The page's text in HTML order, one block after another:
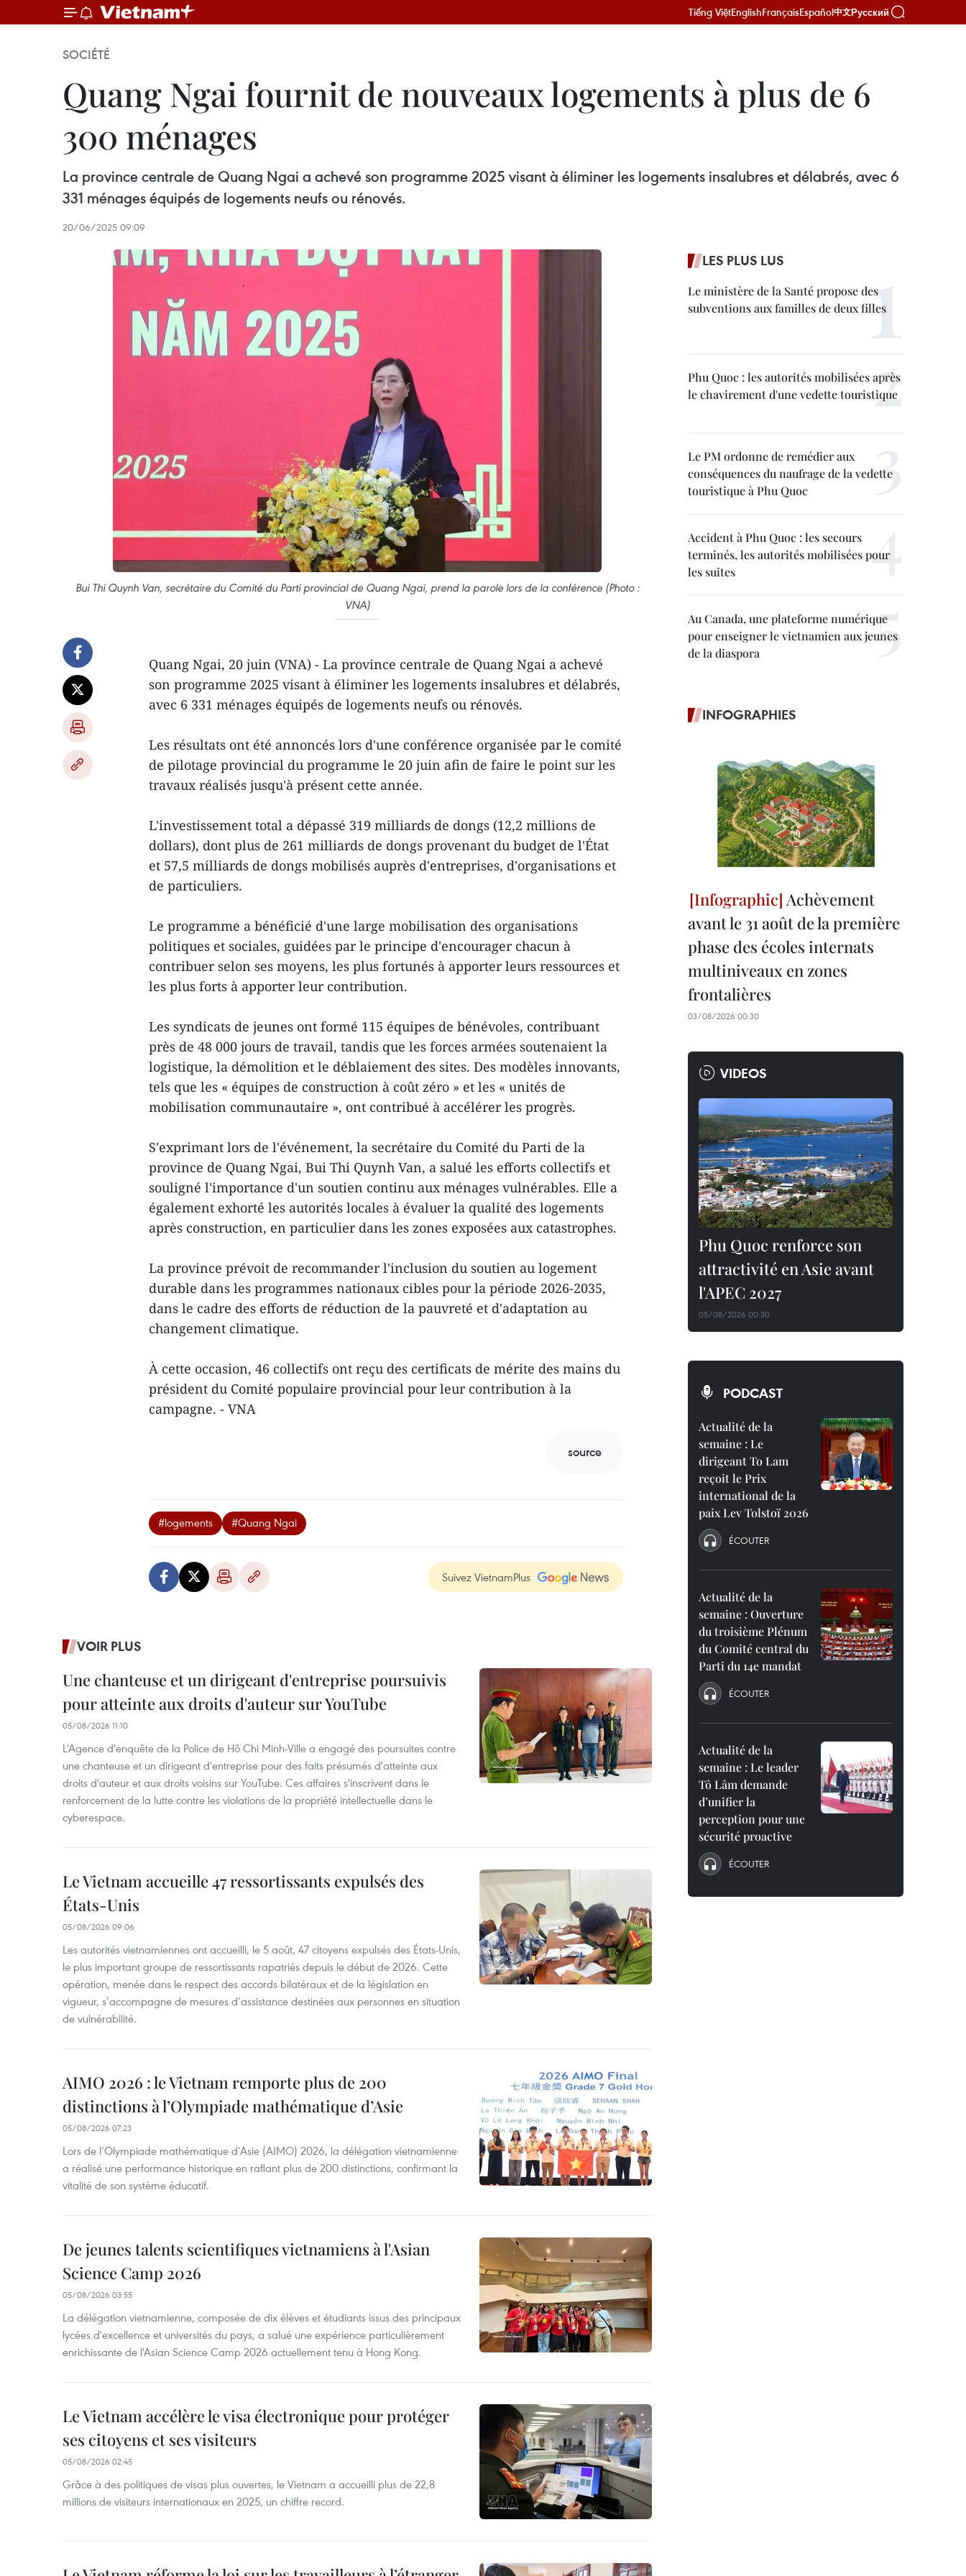
Tiếng ViệtEnglishFrançaisEspañol中文Русский
SOCIÉTÉ
Quang Ngai fournit de nouveaux logements à plus de 6
300 ménages
La province centrale de Quang Ngai a achevé son programme 2025 visant à éliminer les logements insalubres et délabrés, avec 6
331 ménages équipés de logements neufs ou rénovés.
20/06/2025 09:09
Bui Thi Quynh Van, secrétaire du Comité du Parti provincial de Quang Ngai, prend la parole lors de la conférence (Photo :
VNA)
Quang Ngai, 20 juin (VNA) - La province centrale de Quang Ngai a achevé
son programme 2025 visant à éliminer les logements insalubres et délabrés,
avec 6 331 ménages équipés de logements neufs ou rénovés.
Les résultats ont été annoncés lors d'une conférence organisée par le comité
de pilotage provincial du programme le 20 juin afin de faire le point sur les
travaux réalisés jusqu'à présent cette année.
L'investissement total a dépassé 319 milliards de dongs (12,2 millions de
dollars), dont plus de 261 milliards de dongs provenant du budget de l'État
et 57,5 milliards de dongs mobilisés auprès d'entreprises, d'organisations et
de particuliers.
Le programme a bénéficié d'une large mobilisation des organisations
politiques et sociales, guidées par le principe d'encourager chacun à
contribuer selon ses moyens, les plus fortunés à apporter leurs ressources et
les plus forts à apporter leur contribution.
Les syndicats de jeunes ont formé 115 équipes de bénévoles, contribuant
près de 48 000 jours de travail, tandis que les forces armées soutenaient la
logistique, la démolition et le déblaiement des sites. Des modèles innovants,
tels que les « équipes de construction à coût zéro » et les « unités de
mobilisation communautaire », ont contribué à accélérer les progrès.
S'exprimant lors de l'événement, la secrétaire du Comité du Parti de la
province de Quang Ngai, Bui Thi Quynh Van, a salué les efforts collectifs et
souligné l'importance d'un soutien continu aux ménages vulnérables. Elle a
également exhorté les autorités locales à évaluer la qualité des logements
après construction, en particulier dans les zones exposées aux catastrophes.
La province prévoit de recommander l'inclusion du soutien au logement
durable dans les programmes nationaux cibles pour la période 2026-2035,
dans le cadre des efforts de réduction de la pauvreté et d'adaptation au
changement climatique.
À cette occasion, 46 collectifs ont reçu des certificats de mérite des mains du
président du Comité populaire provincial pour leur contribution à la
campagne. - VNA
source
#logements #Quang Ngai
Suivez VietnamPlus
VOIR PLUS
Une chanteuse et un dirigeant d'entreprise poursuivis
pour atteinte aux droits d'auteur sur YouTube
05/08/2026 11:10
L'Agence d'enquête de la Police de Hô Chi Minh-Ville a engagé des poursuites contre
une chanteuse et un dirigeant d'entreprise pour des faits présumés d'atteinte aux
droits d'auteur et aux droits voisins sur YouTube. Ces affaires s'inscrivent dans le
renforcement de la lutte contre les violations de la propriété intellectuelle dans le
cyberespace.
Le Vietnam accueille 47 ressortissants expulsés des
États-Unis
05/08/2026 09:06
Les autorités vietnamiennes ont accueilli, le 5 août, 47 citoyens expulsés des États-Unis,
le plus important groupe de ressortissants rapatriés depuis le début de 2026. Cette
opération, menée dans le respect des accords bilatéraux et de la législation en
vigueur, s’accompagne de mesures d’assistance destinées aux personnes en situation
de vulnérabilité.
AIMO 2026 : le Vietnam remporte plus de 200
distinctions à l’Olympiade mathématique d’Asie
05/08/2026 07:23
Lors de l’Olympiade mathématique d’Asie (AIMO) 2026, la délégation vietnamienne
a réalisé une performance historique en raflant plus de 200 distinctions, confirmant la
vitalité de son système éducatif.
De jeunes talents scientifiques vietnamiens à l'Asian
Science Camp 2026
05/08/2026 03:55
La délégation vietnamienne, composée de dix élèves et étudiants issus des principaux
lycées d'excellence et universités du pays, a salué une expérience particulièrement
enrichissante de l'Asian Science Camp 2026 actuellement tenu à Hong Kong.
Le Vietnam accélère le visa électronique pour protéger
ses citoyens et ses visiteurs
05/08/2026 02:45
Grâce à des politiques de visas plus ouvertes, le Vietnam a accueilli plus de 22,8
millions de visiteurs internationaux en 2025, un chiffre record.
LES PLUS LUS
Le ministère de la Santé propose des
subventions aux familles de deux filles
Phu Quoc : les autorités mobilisées après
le chavirement d'une vedette touristique
Le PM ordonne de remédier aux
conséquences du naufrage de la vedette
touristique à Phu Quoc
Accident à Phu Quoc : les secours
terminés, les autorités mobilisées pour
les suites
Au Canada, une plateforme numérique
pour enseigner le vietnamien aux jeunes
de la diaspora
INFOGRAPHIES
Achèvement
avant le 31 août de la première
phase des écoles internats
multiniveaux en zones
frontalières
03/08/2026 00:30
VIDEOS
Phu Quoc renforce son
attractivité en Asie avant
l'APEC 2027
05/08/2026 00:30
PODCAST
Actualité de la
semaine : Le
dirigeant To Lam
reçoit le Prix
international de la
paix Lev Tolstoï 2026
ÉCOUTER
Actualité de la
semaine : Ouverture
du troisième Plénum
du Comité central du
Parti du 14e mandat
ÉCOUTER
Actualité de la
semaine : Le leader
Tô Lâm demande
d’unifier la
perception pour une
sécurité proactive
ÉCOUTER